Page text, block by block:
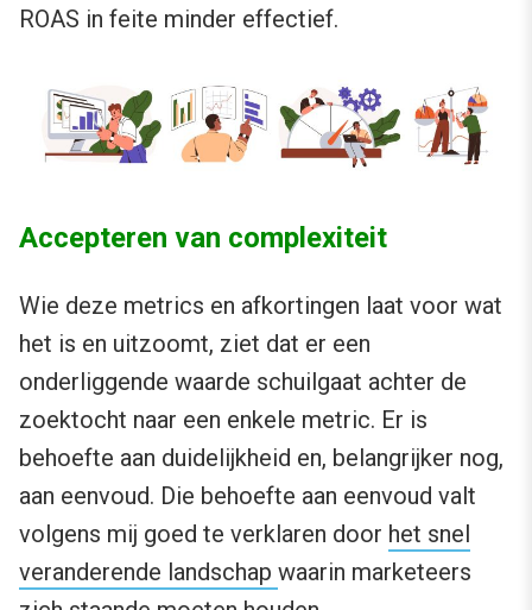
ROAS in feite minder effectief.
Accepteren van complexiteit
Wie deze metrics en afkortingen laat voor wat
het is en uitzoomt, ziet dat er een
onderliggende waarde schuilgaat achter de
zoektocht naar een enkele metric. Er is
behoefte aan duidelijkheid en, belangrijker nog,
aan eenvoud. Die behoefte aan eenvoud valt
volgens mij goed te verklaren door het snel
veranderende landschap waarin marketeers